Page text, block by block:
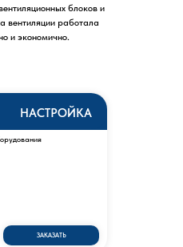
НАСТРОЙКА
блоков и
вентиляции работала
и экономично.
ЗАКАЗАТЬ